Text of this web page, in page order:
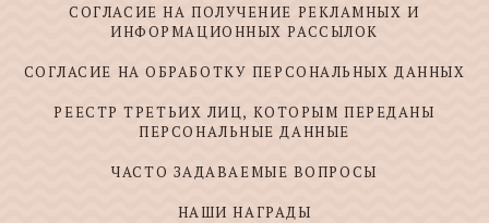
СОГЛАСИЕ НА ПОЛУЧЕНИЕ РЕКЛАМНЫХ И
ИНФОРМАЦИОННЫХ РАССЫЛОК
СОГЛАСИЕ НА ОБРАБОТКУ ПЕРСОНАЛЬНЫХ ДАННЫХ
РЕЕСТР ТРЕТЬИХ ЛИЦ, КОТОРЫМ ПЕРЕДАНЫ
ПЕРСОНАЛЬНЫЕ ДАННЫЕ
ЧАСТО ЗАДАВАЕМЫЕ ВОПРОСЫ
НАШИ НАГРАДЫ